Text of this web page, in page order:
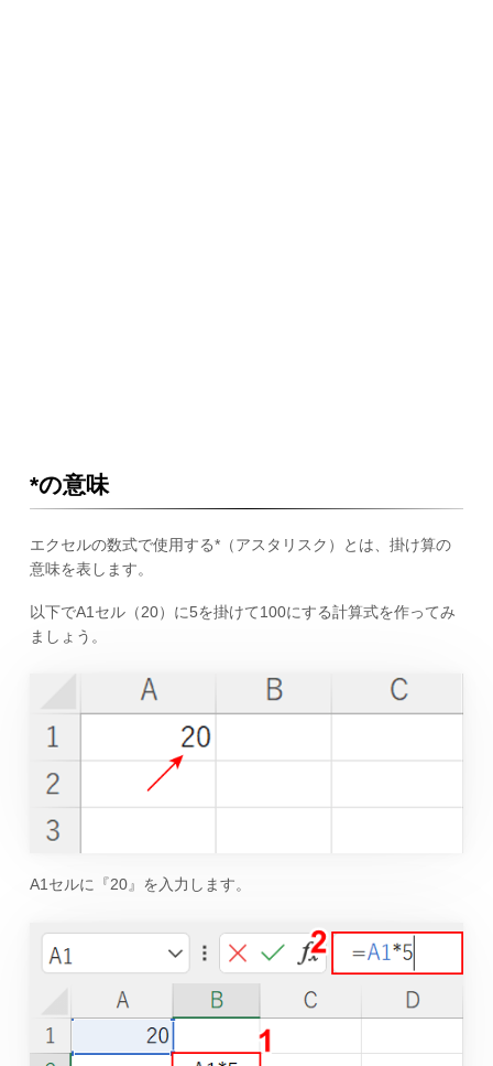
*の意味
エクセルの数式で使用する*（アスタリスク）とは、掛け算の
意味を表します。
以下でA1セル（20）に5を掛けて100にする計算式を作ってみ
ましょう。
A1セルに『20』を入力します。